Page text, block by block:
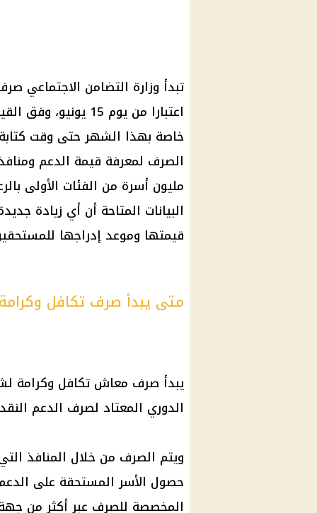
اعتبارا من يوم 15
خاصة بهذا الشهر حتى وقت كتابة
البيانات المتاحة أن أي زيادة
قيمتها وموعد إدراجها
متى يبدأ صرف تكافل وكرامة
الدوري المعتاد لصرف الدعم
ويتم الصرف من خلال المنافذ
حصول الأسر المستحقة على
المخصصة للصرف عبر أكثر من